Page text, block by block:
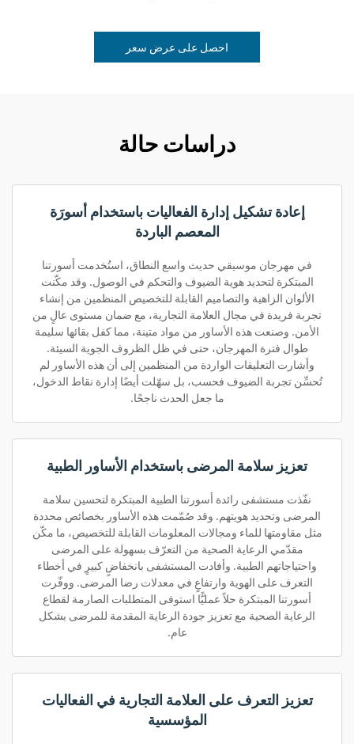
احصل على عرض سعر
دراسات حالة
إعادة تشكيل إدارة الفعاليات باستخدام أسورَة
المعصم الباردة
في مهرجان موسيقي حديث واسع النطاق، استُخدمت أسورتنا
المبتكرة لتحديد هوية الضيوف والتحكم في الوصول. وقد مكّنت
الألوان الزاهية والتصاميم القابلة للتخصيص المنظمين من إنشاء
تجربة فريدة في مجال العلامة التجارية، مع ضمان مستوى عالٍ من
الأمن. وصنعت هذه الأساور من مواد متينة، مما كفل بقائها سليمة
طوال فترة المهرجان، حتى في ظل الظروف الجوية السيئة.
وأشارت التعليقات الواردة من المنظمين إلى أن هذه الأساور لم
تُحسِّن تجربة الضيوف فحسب، بل سهّلت أيضًا إدارة نقاط الدخول،
ما جعل الحدث ناجحًا.
تعزيز سلامة المرضى باستخدام الأساور الطبية
نفّذت مستشفى رائدة أسورتنا الطبية المبتكرة لتحسين سلامة
المرضى وتحديد هويتهم. وقد صُمّمت هذه الأساور بخصائص محددة
مثل مقاومتها للماء ومجالات المعلومات القابلة للتخصيص، ما مكّن
مقدّمي الرعاية الصحية من التعرّف بسهولة على المرضى
واحتياجاتهم الطبية. وأفادت المستشفى بانخفاضٍ كبيرٍ في أخطاء
التعرف على الهوية وارتفاعٍ في معدلات رضا المرضى. ووفّرت
أسورتنا المبتكرة حلاً عمليًّا استوفى المتطلبات الصارمة لقطاع
الرعاية الصحية مع تعزيز جودة الرعاية المقدمة للمرضى بشكل
عام.
تعزيز التعرف على العلامة التجارية في الفعاليات
المؤسسية